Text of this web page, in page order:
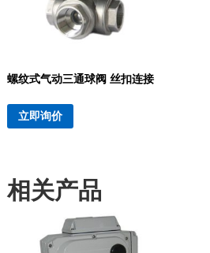
螺纹式气动三通球阀 丝扣连接
立即询价
相关产品